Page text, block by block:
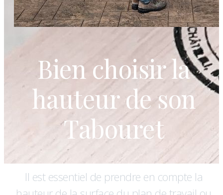
Bien choisir la
hauteur de son
Tabouret
Il est essentiel de prendre en compte la